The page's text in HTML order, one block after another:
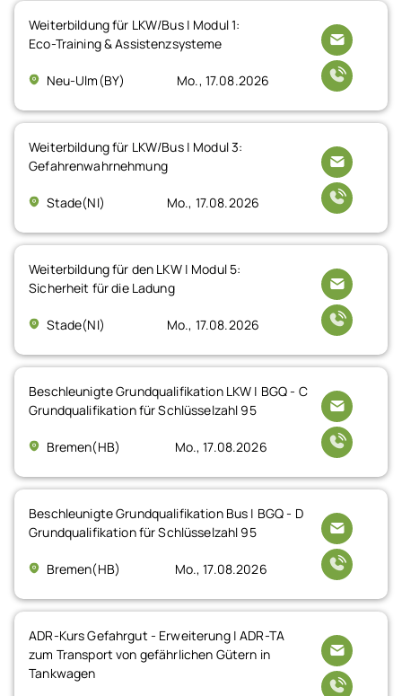
Weiterbildung für LKW/Bus | Modul 1:
Eco-Training & Assistenzsysteme
Neu-Ulm(BY) Mo., 17.08.2026
Weiterbildung für LKW/Bus | Modul 3:
Gefahrenwahrnehmung
Stade(NI) Mo., 17.08.2026
Weiterbildung für den LKW | Modul 5:
Sicherheit für die Ladung
Stade(NI) Mo., 17.08.2026
Beschleunigte Grundqualifikation LKW | BGQ - C
Grundqualifikation für Schlüsselzahl 95
Bremen(HB) Mo., 17.08.2026
Beschleunigte Grundqualifikation Bus | BGQ - D
Grundqualifikation für Schlüsselzahl 95
Bremen(HB) Mo., 17.08.2026
ADR-Kurs Gefahrgut - Erweiterung | ADR-TA
zum Transport von gefährlichen Gütern in
Tankwagen